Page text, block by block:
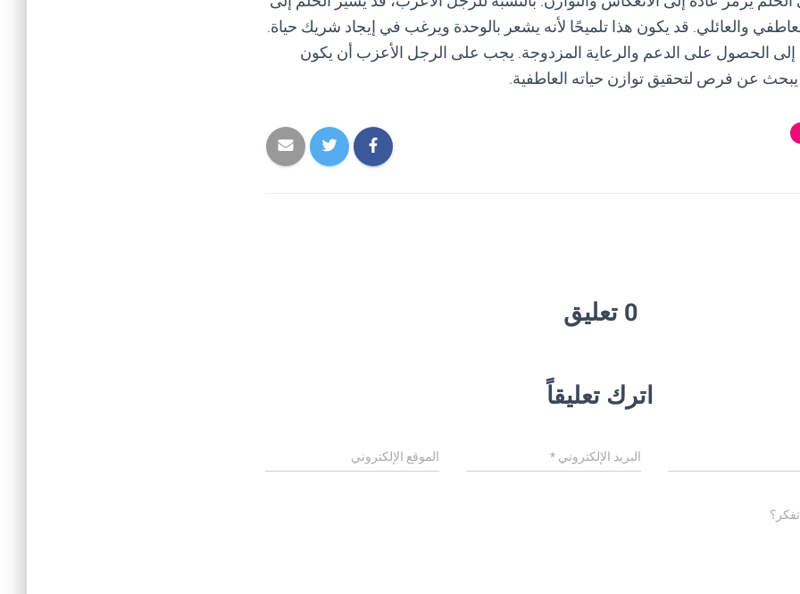
والعائلي. قد يكون هذا تلميحًا لأنه يشعر بالوحدة ويرغب في إيجاد شريك حياة.
إلى الحصول على الدعم والرعاية المزدوجة. يجب على الرجل الأعزب أن يكون
يبحث عن فرص لتحقيق توازن حياته العاطفية.
0 تعليق
اترك تعليقاً
البريد الإلكتروني* الموقع الإلكتروني